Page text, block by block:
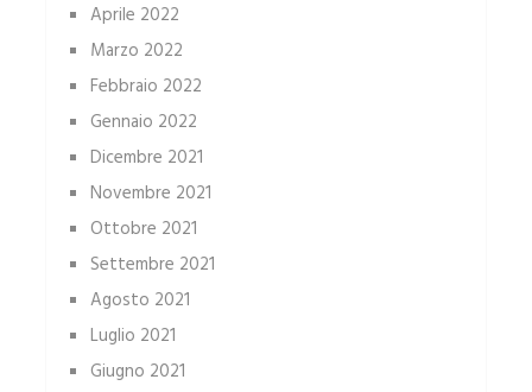
Aprile 2022
Marzo 2022
Febbraio 2022
Gennaio 2022
Dicembre 2021
Novembre 2021
Ottobre 2021
Settembre 2021
Agosto 2021
Luglio 2021
Giugno 2021